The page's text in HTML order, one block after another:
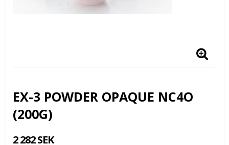
EX-3 POWDER OPAQUE NC4O
(200G)
2 282 SEK